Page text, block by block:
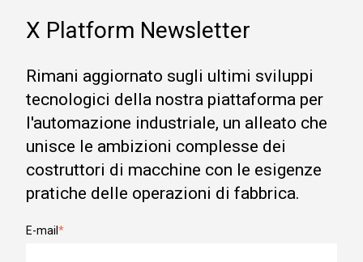
X Platform Newsletter
Rimani aggiornato sugli ultimi sviluppi
tecnologici della nostra piattaforma per
l'automazione industriale, un alleato che
unisce le ambizioni complesse dei
costruttori di macchine con le esigenze
pratiche delle operazioni di fabbrica.
E-mail *